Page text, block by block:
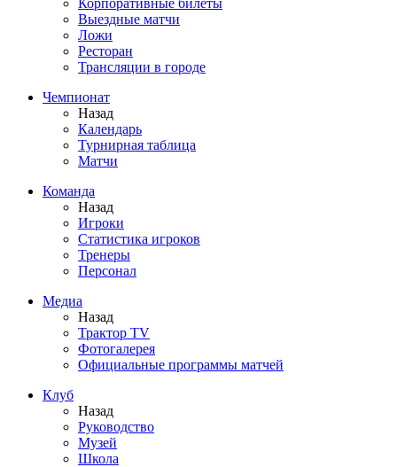
Корпоративные билеты
Выездные матчи
Ложи
Ресторан
Трансляции в городе
Чемпионат
Назад
Календарь
Турнирная таблица
Матчи
Команда
Назад
Игроки
Статистика игроков
Тренеры
Персонал
Медиа
Назад
Трактор TV
Фотогалерея
Официальные программы матчей
Клуб
Назад
Руководство
Музей
Школа